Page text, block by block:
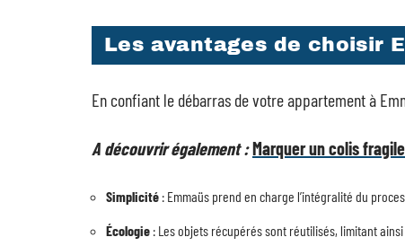
Les avantages de choisir
En confiant le débarras de votre appartement à
A découvrir également :Marquer un colis
Simplicité : Emmaüs prend en charge l’intégralité du
Écologie : Les objets récupérés sont réutilisés, limitant